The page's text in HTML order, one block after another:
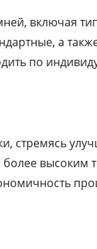
включая
а
по
стремясь
высоким